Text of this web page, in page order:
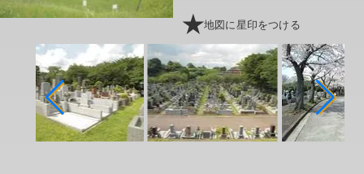
地図に星印をつける